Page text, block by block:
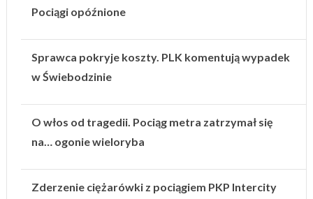
Pociągi opóźnione
Sprawca pokryje koszty. PLK komentują wypadek
w Świebodzinie
O włos od tragedii. Pociąg metra zatrzymał się
na… ogonie wieloryba
Zderzenie ciężarówki z pociągiem PKP Intercity